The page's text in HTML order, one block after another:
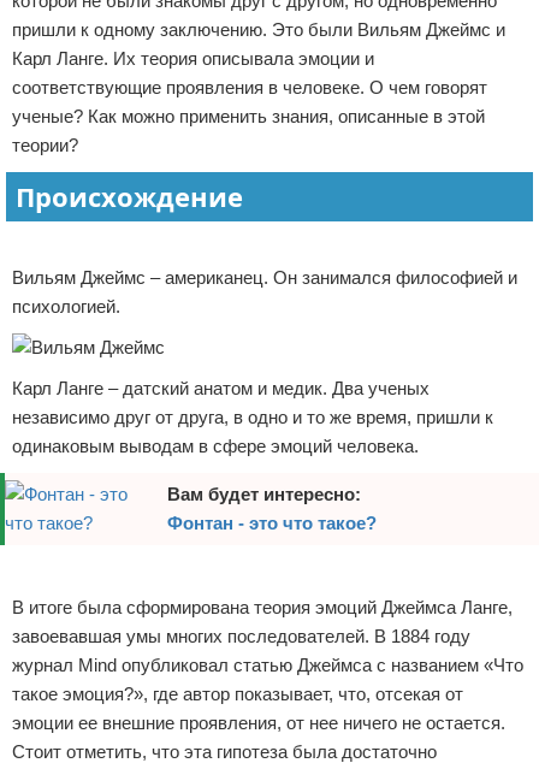
Отказ от ответственности
пришли к одному заключению. Это были Вильям Джеймс и
Карл Ланге. Их теория описывала эмоции и
соответствующие проявления в человеке. О чем говорят
ученые? Как можно применить знания, описанные в этой
теории?
Происхождение
Вильям Джеймс – американец. Он занимался философией и
психологией.
Карл Ланге – датский анатом и медик. Два ученых
независимо друг от друга, в одно и то же время, пришли к
одинаковым выводам в сфере эмоций человека.
Вам будет интересно:
Фонтан - это что такое?
В итоге была сформирована теория эмоций Джеймса Ланге,
завоевавшая умы многих последователей. В 1884 году
журнал Mind опубликовал статью Джеймса с названием «Что
такое эмоция?», где автор показывает, что, отсекая от
эмоции ее внешние проявления, от нее ничего не остается.
Стоит отметить, что эта гипотеза была достаточно